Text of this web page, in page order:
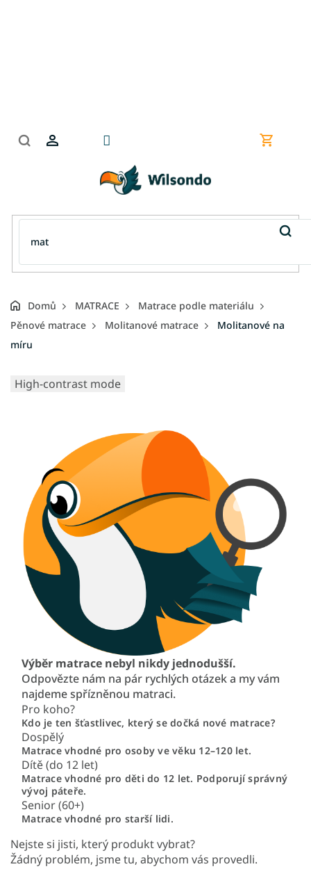
Nákupní
Domů MATRACE
Matrace podle materiálu
Pěnové matrace
Molitanové matrace
Molitanové na
míru
High-contrast mode
Výběr matrace nebyl nikdy jednodušší.
Odpovězte nám na pár rychlých otázek a my vám
najdeme spřízněnou matraci.
Pro koho?
Kdo je ten šťastlivec, který se dočká nové matrace?
Dospělý
Matrace vhodné pro osoby ve věku 12–120 let.
Dítě (do 12 let)
Matrace vhodné pro děti do 12 let. Podporují správný
vývoj páteře.
Senior (60+)
Matrace vhodné pro starší lidi.
Nejste si jisti, který produkt vybrat?
Žádný problém, jsme tu, abychom vás provedli.